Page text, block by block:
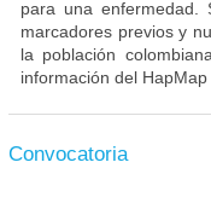
para una enfermedad.
marcadores previos y
la población
información del
Convocatoria